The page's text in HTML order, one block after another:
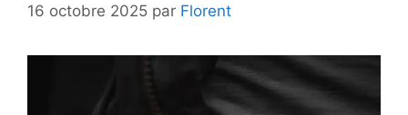
16 octobre 2025 par Florent